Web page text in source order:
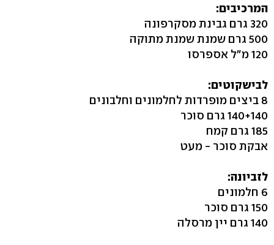
המרכיבים:
320 גרם גבינת מסקרפונה
500 גרם שמנת שמנת מתוקה
120 מ"ל אספרסו
לבישקוטים:
8 ביצים מופרדות לחלמונים וחלבונים
140+140 גרם סוכר
185 גרם קמח
אבקת סוכר - מעט
לזביונה:
6 חלמונים
150 גרם סוכר
140 גרם יין מרסלה